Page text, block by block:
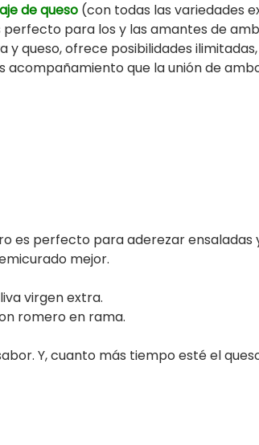
de queso (con todas las variedades
para los y las amantes de
queso, ofrece posibilidades
acompañamiento que la unión de
es perfecto para aderezar ensaladas
mejor.
virgen extra.
romero en rama.
Y, cuanto más tiempo esté el